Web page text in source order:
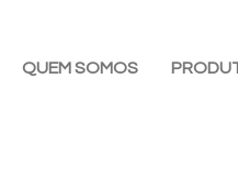
QUEM SOMOS